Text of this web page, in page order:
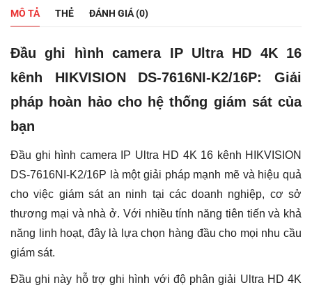
16
kênh
DS-
7616NI-
K2/16P
số
lượng
MÔ TẢ THẺ ĐÁNH GIÁ (0)
Đầu ghi hình camera IP Ultra HD 4K 16
kênh HIKVISION DS-7616NI-K2/16P: Giải
pháp hoàn hảo cho hệ thống giám sát của
bạn
Đầu ghi hình camera IP Ultra HD 4K 16 kênh HIKVISION
DS-7616NI-K2/16P là một giải pháp mạnh mẽ và hiệu quả
cho việc giám sát an ninh tại các doanh nghiệp, cơ sở
thương mại và nhà ở. Với nhiều tính năng tiên tiến và khả
năng linh hoạt, đây là lựa chọn hàng đầu cho mọi nhu cầu
giám sát.
Đầu ghi này hỗ trợ ghi hình với độ phân giải Ultra HD 4K